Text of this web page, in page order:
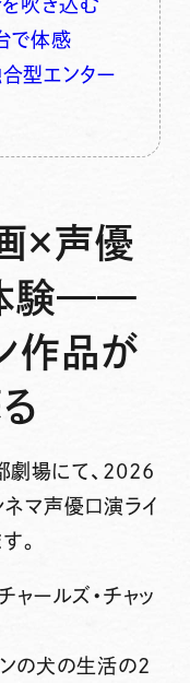
吹き込む
で体感
型エンター
×声優
験——
作品が
劇場にて、2026
ネマ声優口演ライ
。
ャールズ・チャッ
ンの犬の生活の2